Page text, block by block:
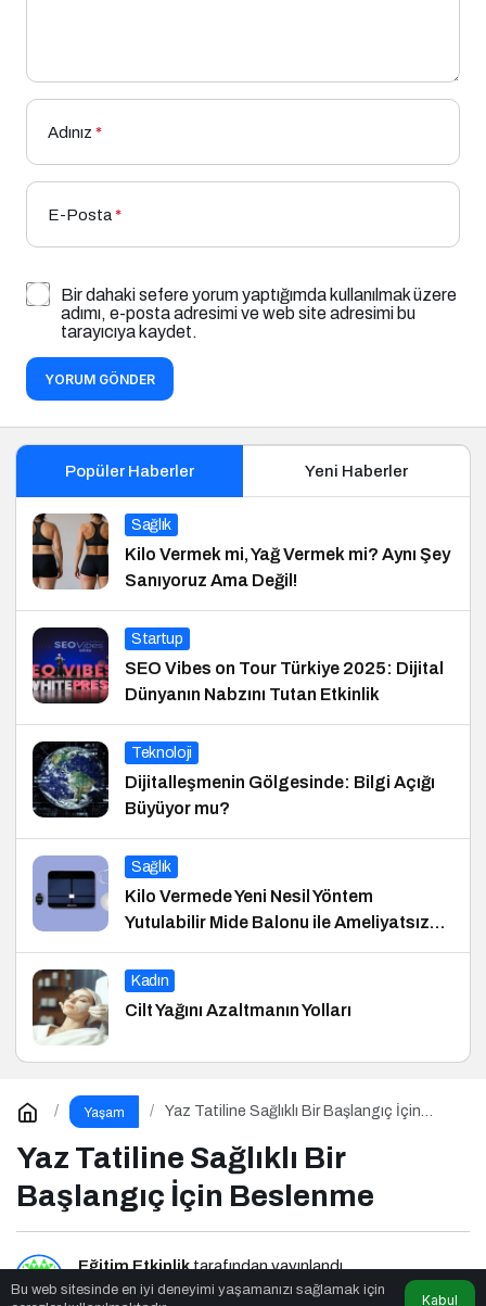
Adınız *
E-Posta*
Bir dahaki sefere yorum yaptığımda kullanılmak üzere
adımı, e-posta adresimi ve web site adresimi bu
tarayıcıya kaydet.
YORUM GÖNDER
Popüler Haberler Yeni Haberler
Sağlık
Kilo Vermek mi, Yağ Vermek mi? Aynı Şey
Sanıyoruz Ama Değil!
Startup
SEO Vibes on Tour Türkiye 2025: Dijital
Dünyanın Nabzını Tutan Etkinlik
Teknoloji
Dijitalleşmenin Gölgesinde: Bilgi Açığı
Büyüyor mu?
Sağlık
Kilo Vermede Yeni Nesil Yöntem
Yutulabilir Mide Balonu ile Ameliyatsız
Konforlu ve Hızlı Bir Çözüm
Kadın
Cilt Yağını Azaltmanın Yolları
Yaşam
Yaz Tatiline Sağlıklı Bir Başlangıç İçin
Yaz Tatiline Sağlıklı Bir
Başlangıç İçin Beslenme
Eğitim Etkinliktarafından yayınlandı
Bu web sitesinde en iyi deneyimi yaşamanızı sağlamak için
Kabul